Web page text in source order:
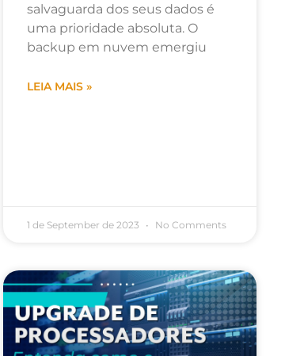
salvaguarda dos seus dados é
uma prioridade absoluta. O
backup em nuvem emergiu
LEIA MAIS »
1 de September de 2023 No Comments